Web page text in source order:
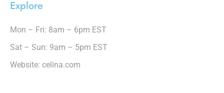
Explore
Mon – Fri: 8am – 6pm EST
Sat – Sun: 9am – 5pm EST
Website: celina.com